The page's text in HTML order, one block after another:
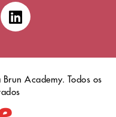
Academy. Todos os